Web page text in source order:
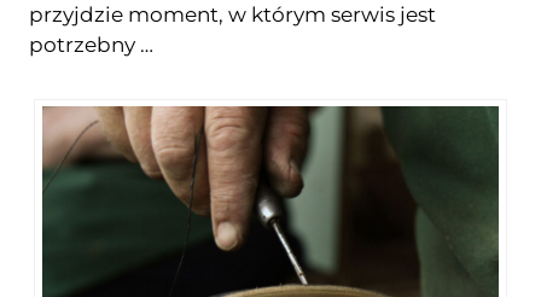
przyjdzie moment, w którym serwis jest
potrzebny …